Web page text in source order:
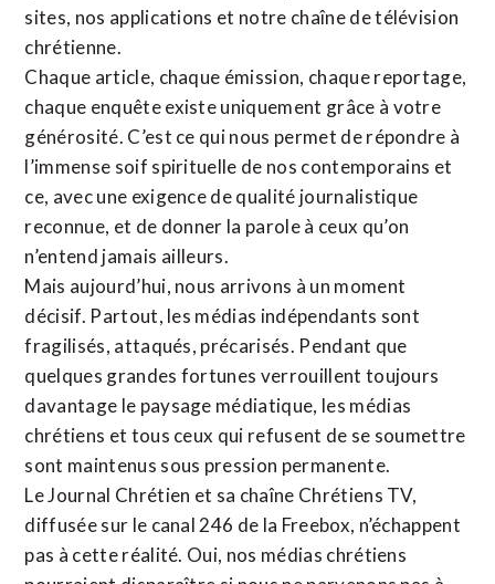
sites, nos applications et notre chaîne de télévision
chrétienne.
Chaque article, chaque émission, chaque reportage,
chaque enquête existe uniquement grâce à votre
générosité. C’est ce qui nous permet de répondre à
l’immense soif spirituelle de nos contemporains et
ce, avec une exigence de qualité journalistique
reconnue, et de donner la parole à ceux qu’on
n’entend jamais ailleurs.
Mais aujourd’hui, nous arrivons à un moment
décisif. Partout, les médias indépendants sont
fragilisés, attaqués, précarisés. Pendant que
quelques grandes fortunes verrouillent toujours
davantage le paysage médiatique, les médias
chrétiens et tous ceux qui refusent de se soumettre
sont maintenus sous pression permanente.
Le Journal Chrétien et sa chaîne Chrétiens TV,
diffusée sur le canal 246 de la Freebox, n’échappent
pas à cette réalité. Oui, nos médias chrétiens